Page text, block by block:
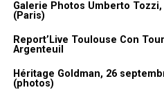
FanMusik : Présentation de
choisi un dessin, est-ce que tu
rapidement ?
Galerie Photos Umberto Tozzi,
(Paris)
Report’Live Toulouse Con
Argenteuil
Héritage Goldman, 26
(photos)